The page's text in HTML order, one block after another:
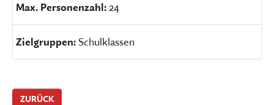
Max. Personenzahl: 24
Zielgruppen: Schulklassen
ZURÜCK